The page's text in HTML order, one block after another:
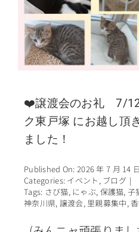
❤️譲渡会のお礼 7/
ク東戸塚 にお越し頂
ました！
Published On: 2026 年 7 月 14 日
Categories: イベント , ブログ |
Tags: さび猫, にゃぶ, 保護猫,子
神奈川県, 譲渡会, 里親募集中,